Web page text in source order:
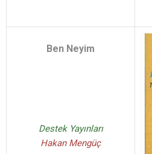
Ben Neyim
Destek Yayınları
Hakan Mengüç